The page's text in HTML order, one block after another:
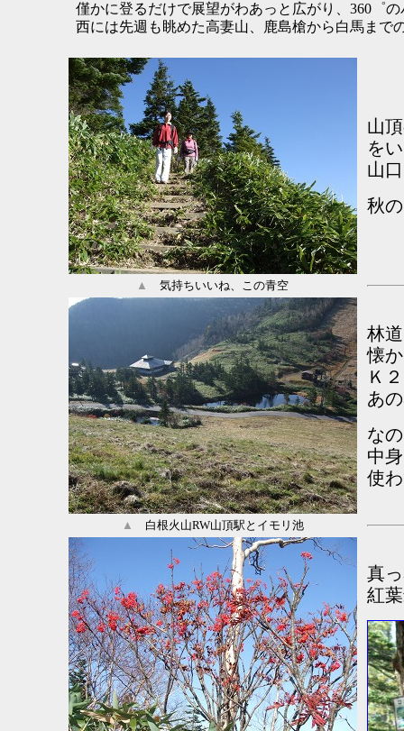
僅かに登るだけで展望がわあっと広がり、360゜
西には先週も眺めた高妻山、鹿島槍から白馬まで
山
を
山
秋
▲ 気持ちいいね、この青空
林
懐
Ｋ
あ
な
中
使
▲ 白根火山RW山頂駅とイモリ池
真
紅